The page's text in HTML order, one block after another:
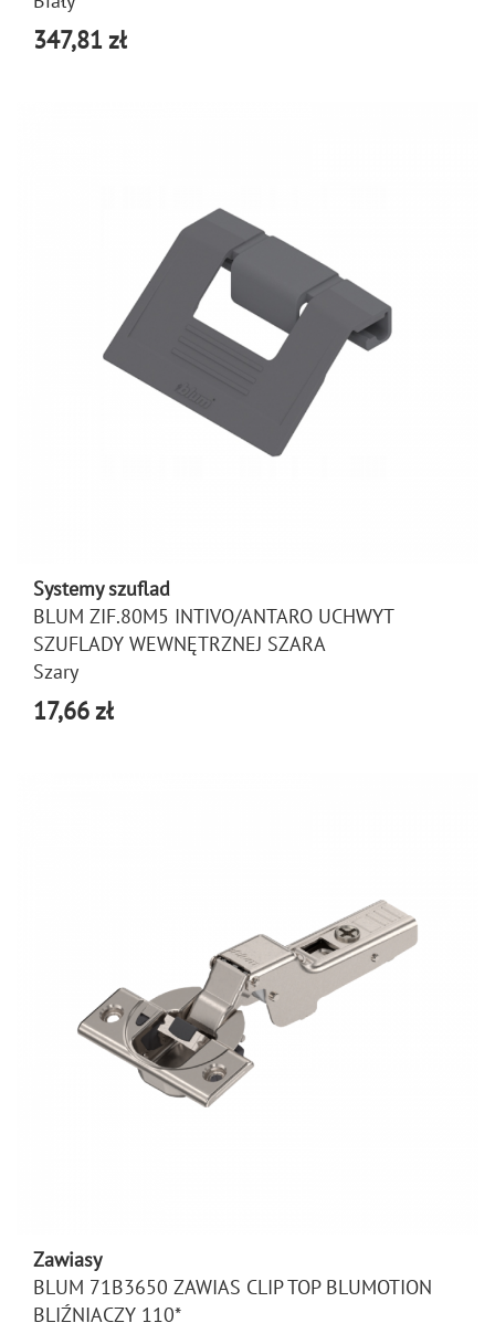
347,81 zł
Systemy szuflad
BLUM ZIF.80M5 INTIVO/ANTARO UCHWYT
SZUFLADY WEWNĘTRZNEJ SZARA
Szary
17,66 zł
Zawiasy
BLUM 71B3650 ZAWIAS CLIP TOP BLUMOTION
BLIŹNIACZY 110*